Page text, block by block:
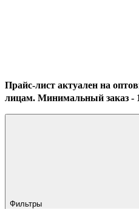
Прайс-лист актуален на
лицам. Минимальный заказ -
Фильтры